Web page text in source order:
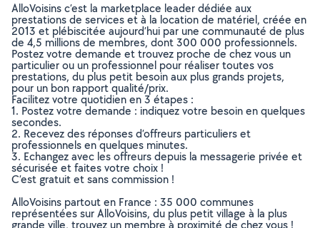
AlloVoisins c’est la marketplace leader dédiée aux
prestations de services et à la location de matériel, créée en
2013 et plébiscitée aujourd’hui par une communauté de plus
de 4,5 millions de membres, dont 300 000 professionnels.
Postez votre demande et trouvez proche de chez vous un
particulier ou un professionnel pour réaliser toutes vos
prestations, du plus petit besoin aux plus grands projets,
pour un bon rapport qualité/prix.
Facilitez votre quotidien en 3 étapes :
1. Postez votre demande : indiquez votre besoin en quelques
secondes.
2. Recevez des réponses d’offreurs particuliers et
professionnels en quelques minutes.
3. Echangez avec les offreurs depuis la messagerie privée et
sécurisée et faites votre choix !
C’est gratuit et sans commission !
AlloVoisins partout en France : 35 000 communes
représentées sur AlloVoisins, du plus petit village à la plus
grande ville, trouvez un membre à proximité de chez vous !